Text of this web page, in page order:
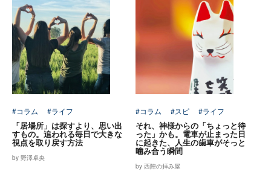
#コラム #ライフ
「居場所」は探すより、思い出
すもの。追われる毎日で大きな
視点を取り戻す方法
by 野澤卓央
#コラム #スピ #ライフ
それ、神様からの「ちょっと待
った」かも。電車が止まった日
に起きた、人生の歯車がそっと
噛み合う瞬間
by 西陣の拝み屋